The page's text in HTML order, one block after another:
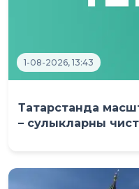
1-08-2026, 13:43
Татарстанда
– сулыкларны